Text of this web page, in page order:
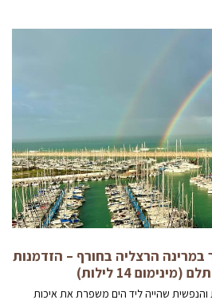
הרצליה בחורף – הזדמנות
14 לילות)
שהייה ליד הים משפרת את איכות